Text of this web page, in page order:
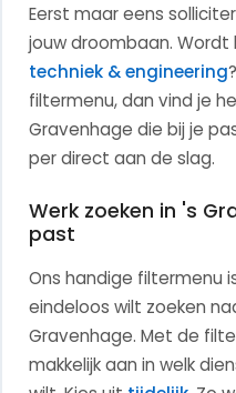
Eerst maar eens
jouw droombaan. Wordt
techniek & engineering?
filtermenu, dan vind je
Gravenhage die bij je
per direct aan de slag.
Werk zoeken in 's
past
Ons handige filtermenu
eindeloos wilt zoeken
Gravenhage. Met de
makkelijk aan in welk